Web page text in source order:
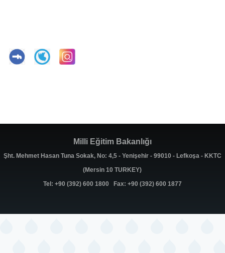
Milli Eğitim Bakanlığı
Şht. Mehmet Hasan Tuna Sokak, No: 4,5 - Yenişehir - 99010 - Lefkoşa - KKTC
(Mersin 10 TURKEY)
Tel: +90 (392) 600 1800 Fax: +90 (392) 600 1877